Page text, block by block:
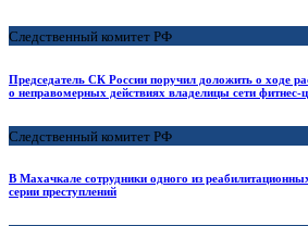
Следственный комитет РФ
Председатель СК России поручил доложить о ходе
о неправомерных действиях владелицы сети фитнес-
Следственный комитет РФ
В Махачкале сотрудники одного из
серии преступлений